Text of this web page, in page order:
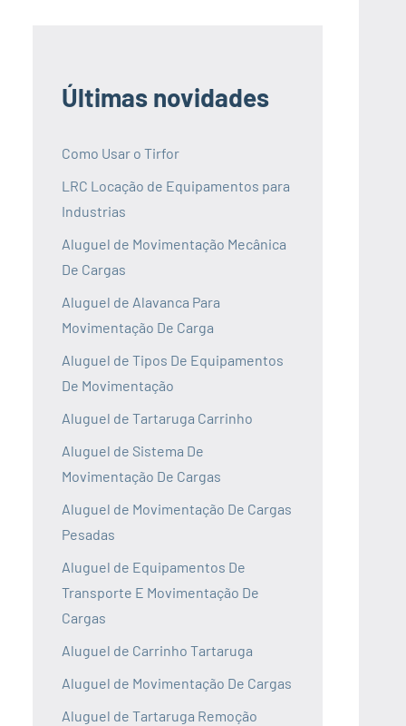
Últimas novidades
Como Usar o Tirfor
LRC Locação de Equipamentos para
Industrias
Aluguel de Movimentação Mecânica
De Cargas
Aluguel de Alavanca Para
Movimentação De Carga
Aluguel de Tipos De Equipamentos
De Movimentação
Aluguel de Tartaruga Carrinho
Aluguel de Sistema De
Movimentação De Cargas
Aluguel de Movimentação De Cargas
Pesadas
Aluguel de Equipamentos De
Transporte E Movimentação De
Cargas
Aluguel de Carrinho Tartaruga
Aluguel de Movimentação De Cargas
Aluguel de Tartaruga Remoção